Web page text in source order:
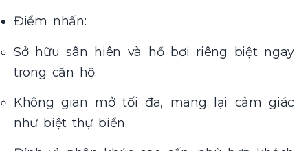
Điểm nhấn:
Sở hữu sân hiên và hồ bơi riêng biệt ngay
trong căn hộ.
Không gian mở tối đa, mang lại cảm giác
như biệt thự biển.